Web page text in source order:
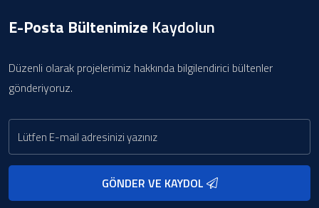
E-Posta Bültenimize Kaydolun
Düzenli olarak projelerimiz hakkında bilgilendirici bültenler
gönderiyoruz.
GÖNDER VE KAYDOL